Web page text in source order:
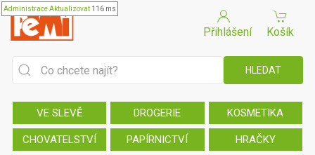
AdministraceAktualizovat 116 ms
Přihlášení Košík
VE SLEVĚ DROGERIE KOSMETIKA
CHOVATELSTVÍ PAPÍRNICTVÍ HRAČKY